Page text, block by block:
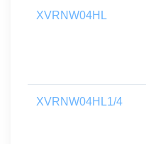
XVRNW04HL
XVRNW04HL1/4